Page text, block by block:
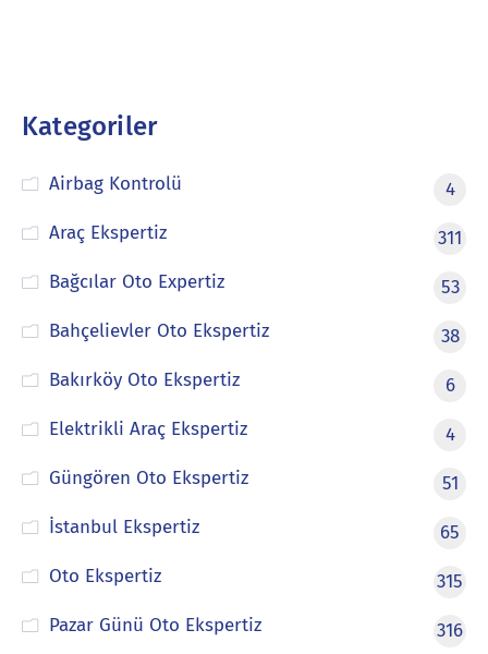
Kategoriler
Airbag Kontrolü
4
Araç Ekspertiz
311
Bağcılar Oto Expertiz
53
Bahçelievler Oto Ekspertiz
38
Bakırköy Oto Ekspertiz
6
Elektrikli Araç Ekspertiz
4
Güngören Oto Ekspertiz
51
İstanbul Ekspertiz
65
Oto Ekspertiz
315
Pazar Günü Oto Ekspertiz
316